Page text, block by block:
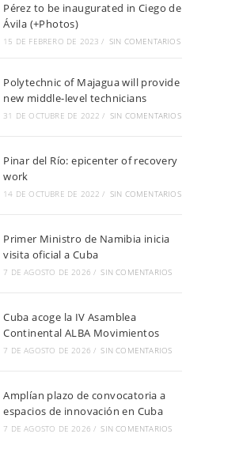
Pérez to be inaugurated in Ciego de
Ávila (+Photos)
15 DE FEBRERO DE 2023 / SIN COMENTARIOS
Polytechnic of Majagua will provide
new middle-level technicians
31 DE OCTUBRE DE 2022 / SIN COMENTARIOS
Pinar del Río: epicenter of recovery
work
14 DE OCTUBRE DE 2022 / SIN COMENTARIOS
Primer Ministro de Namibia inicia
visita oficial a Cuba
7 DE AGOSTO DE 2026 / SIN COMENTARIOS
Cuba acoge la IV Asamblea
Continental ALBA Movimientos
7 DE AGOSTO DE 2026 / SIN COMENTARIOS
Amplían plazo de convocatoria a
espacios de innovación en Cuba
7 DE AGOSTO DE 2026 / SIN COMENTARIOS